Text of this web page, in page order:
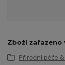
Zboží
Přírodní péče